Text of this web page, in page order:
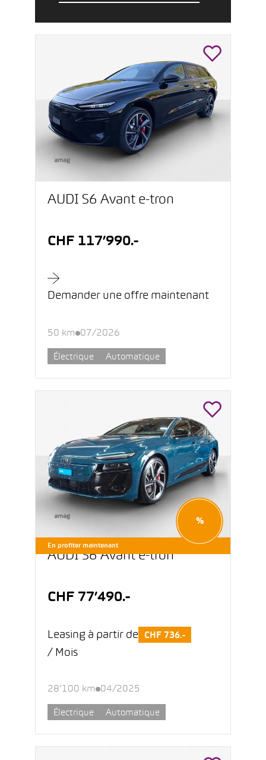
AUDI S6 Avant e-tron
CHF 117’990.-
Demander une offre maintenant
50 km 07/2026
Électrique Automatique
En profiter maintenant
%
AUDI S6 Avant e-tron
CHF 77’490.-
Leasing à partir de CHF 736.-
/ Mois
28’100 km 04/2025
Électrique Automatique